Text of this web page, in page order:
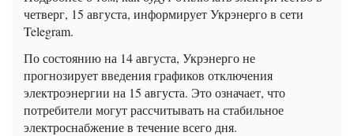
четверг, 15 августа, информирует Укрэнерго в сети
Telegram.
По состоянию на 14 августа, Укрэнерго не
прогнозирует введения графиков отключения
электроэнергии на 15 августа. Это означает, что
потребители могут рассчитывать на стабильное
электроснабжение в течение всего дня.